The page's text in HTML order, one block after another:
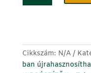
-
darabok
-
Cikkszám: N/A
ban